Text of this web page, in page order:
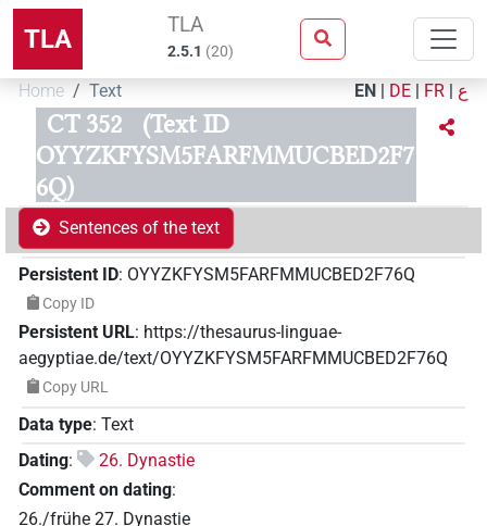
TLA TLA
2.5.1 (20)
Home Text EN | DE | FR | ع
CT 352
(Text ID
OYYZKFYSM5FARFMMUCBED2F7
6Q)
Sentences of the text
Persistent ID: OYYZKFYSM5FARFMMUCBED2F76Q
Copy ID
Persistent URL: https://thesaurus-linguae-
aegyptiae.de/text/OYYZKFYSM5FARFMMUCBED2F76Q
Copy URL
Data type: Text
Dating:
26. Dynastie
Comment on dating:
26./frühe 27. Dynastie